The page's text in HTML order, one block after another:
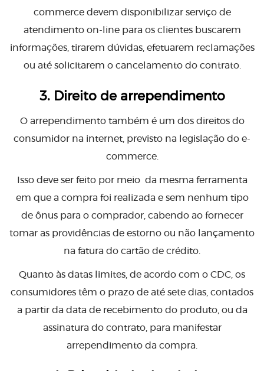
commerce devem disponibilizar serviço de
atendimento on-line para os clientes buscarem
informações, tirarem dúvidas, efetuarem reclamações
ou até solicitarem o cancelamento do contrato.
3. Direito de arrependimento
O arrependimento também é um dos direitos do
consumidor na internet, previsto na legislação do e-
commerce.
Isso deve ser feito por meio da mesma ferramenta
em que a compra foi realizada e sem nenhum tipo
de ônus para o comprador, cabendo ao fornecer
tomar as providências de estorno ou não lançamento
na fatura do cartão de crédito.
Quanto às datas limites, de acordo com o CDC, os
consumidores têm o prazo de até sete dias, contados
a partir da data de recebimento do produto, ou da
assinatura do contrato, para manifestar
arrependimento da compra.